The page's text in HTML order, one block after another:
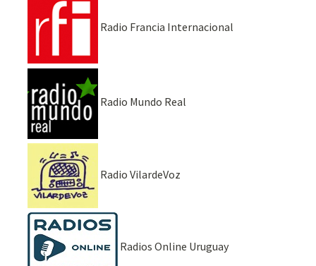
Radio Francia Internacional
Radio Mundo Real
Radio VilardeVoz
Radios Online Uruguay